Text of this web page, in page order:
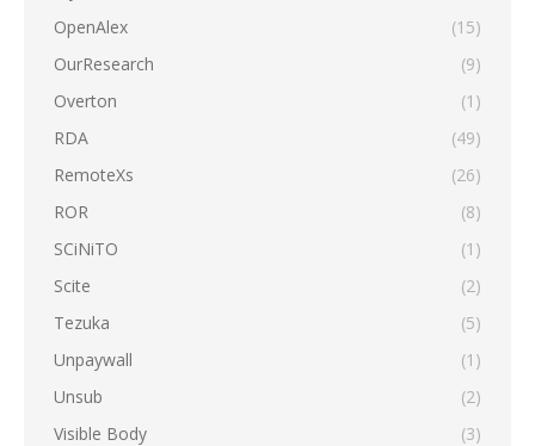
OpenAlex
(15)
OurResearch
(9)
Overton
(1)
RDA
(49)
RemoteXs
(26)
ROR
(8)
SCiNiTO
(1)
Scite
(2)
Tezuka
(5)
Unpaywall
(1)
Unsub
(2)
Visible Body
(3)